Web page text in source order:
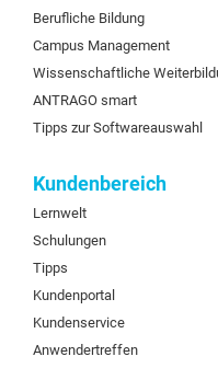
Berufliche Bildung
Campus Management
Wissenschaftliche
ANTRAGO smart
Tipps zur Softwareauswahl
Kundenbereich
Lernwelt
Schulungen
Tipps
Kundenportal
Kundenservice
Anwendertreffen